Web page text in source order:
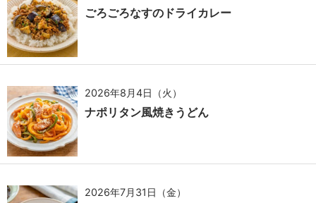
ごろごろなすのドライカレー
2026年8月4日（火）
ナポリタン風焼きうどん
2026年7月31日（金）